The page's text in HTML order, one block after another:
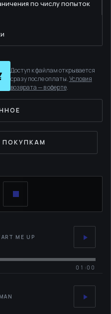
по числу попыток
Доступ к файлам открывается
сразу после оплаты.Условия
возврата — в оферте.
ПОКУПКАМ
ME UP
01:00